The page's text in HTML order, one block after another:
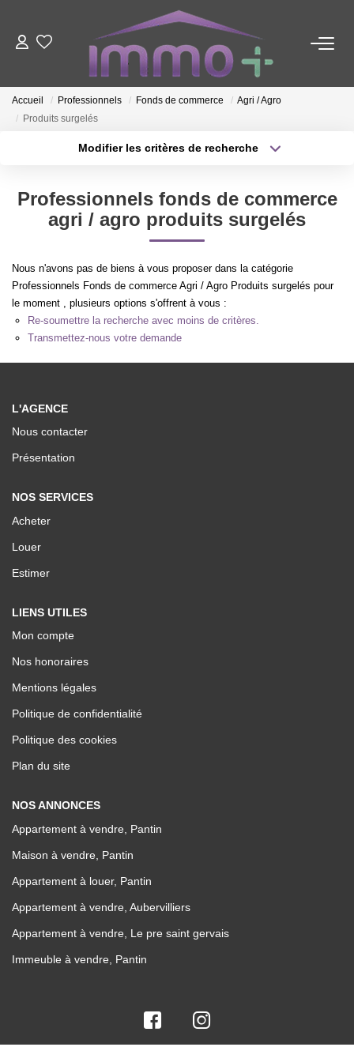
ACHETER
ESTIMER
NOTRE AGENCE
Nous Contacter
Qui Sommes-Nous ?
Accueil Professionnels Fonds de commerce
Agri / Agro
Produits surgelés
Modifier les critères de recherche
Sélectionnez...
Type de bien
Surface min
Créer une alerte
Professionnels fonds de commerce
agri / agro produits surgelés
Nous n'avons pas de biens à vous proposer dans la catégorie
Professionnels Fonds de commerce Agri / Agro Produits surgelés pour
le moment , plusieurs options s'offrent à vous :
Re-soumettre la recherche avec moins de critères.
Transmettez-nous votre demande
L'AGENCE
Nous contacter
Présentation
NOS SERVICES
Acheter
Louer
Estimer
LIENS UTILES
Mon compte
Nos honoraires
Mentions légales
Politique de confidentialité
Politique des cookies
Plan du site
NOS ANNONCES
Appartement à vendre, Pantin
Maison à vendre, Pantin
Appartement à louer, Pantin
Appartement à vendre, Aubervilliers
Appartement à vendre, Le pre saint gervais
Immeuble à vendre, Pantin